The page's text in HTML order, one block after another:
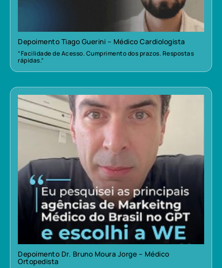
Depoimento Tiago Guerini – Médico Cardiologista
“Facilidade de Acesso. Cumprimento dos prazos. Respostas
rápidas.”
Depoimento Dr. Bruno Moura Jorge – Médico
Ortopedista